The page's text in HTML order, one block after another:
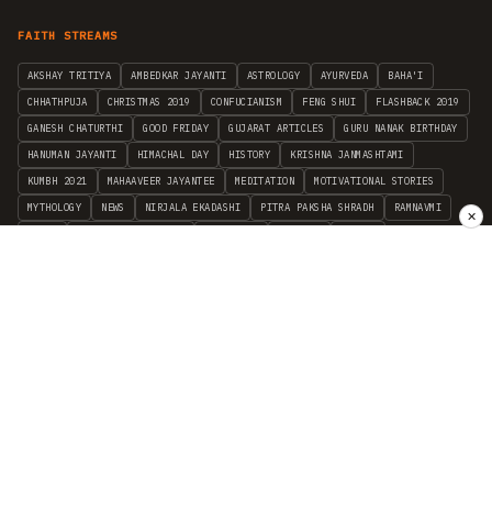
FAITH STREAMS
AKSHAY TRITIYA AMBEDKAR JAYANTI ASTROLOGY AYURVEDA BAHA'I
CHHATHPUJA CHRISTMAS 2019 CONFUCIANISM FENG SHUI FLASHBACK 2019
GANESH CHATURTHI GOOD FRIDAY GUJARAT ARTICLES GURU NANAK BIRTHDAY
HANUMAN JAYANTI HIMACHAL DAY HISTORY KRISHNA JANMASHTAMI
KUMBH 2021 MAHAAVEER JAYANTEE MEDITATION MOTIVATIONAL STORIES
MYTHOLOGY NEWS NIRJALA EKADASHI PITRA PAKSHA SHRADH RAMNAVMI
✕